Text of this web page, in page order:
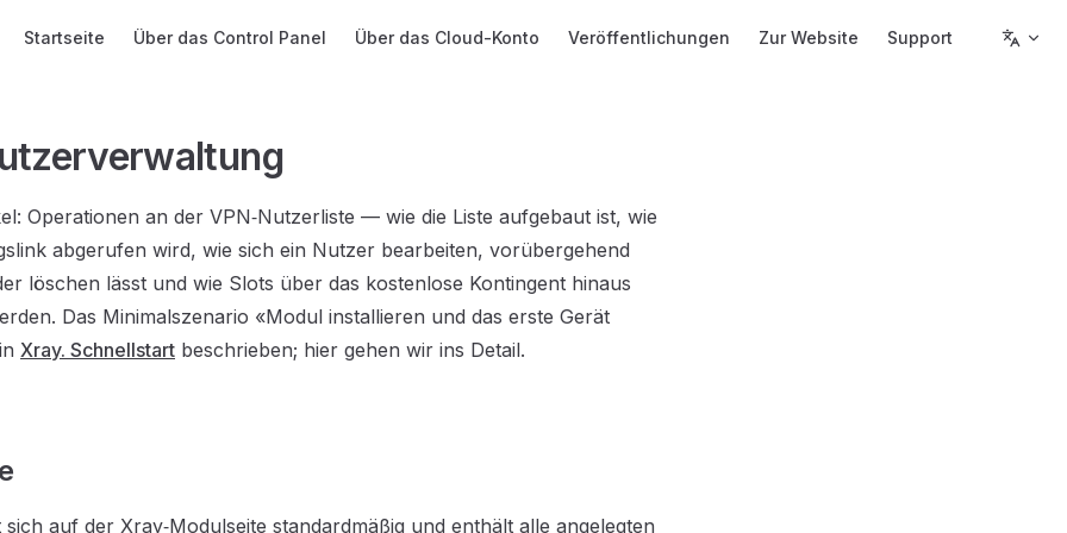
Startseite Über das Control Panel Über das Cloud-Konto Veröffentlichungen Zur Website Support
Operationen an der VPN‑Nutzerliste — wie die Liste aufgebaut ist, wie
abgerufen wird, wie sich ein Nutzer bearbeiten, vorübergehend
löschen lässt und wie Slots über das kostenlose Kontingent hinaus
Das Minimalszenario «Modul installieren und das erste Gerät
Xray. Schnellstart beschrieben; hier gehen wir ins Detail.
auf der Xray‑Modulseite standardmäßig und enthält alle angelegten